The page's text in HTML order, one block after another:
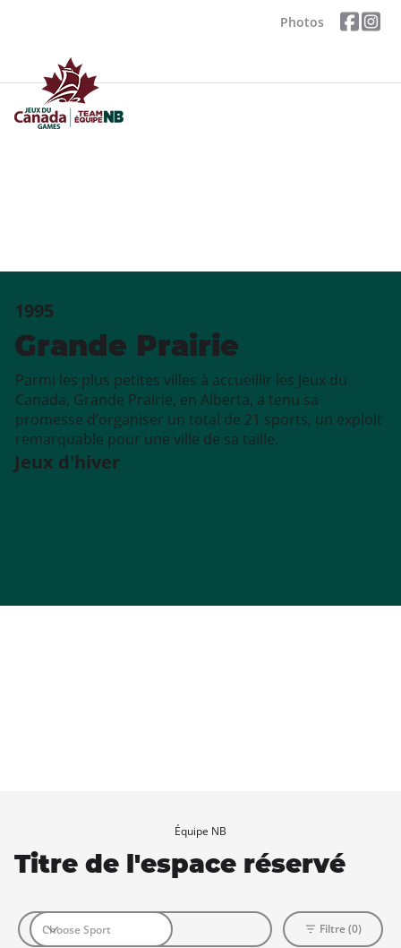
Photos
1995
Grande Prairie
Jeux d'hiver
Parmi les plus petites villes à accueillir les Jeux du
Canada, Grande Prairie, en Alberta, a tenu sa
promesse d’organiser un total de 21 sports, un exploit
remarquable pour une ville de sa taille.
Équipe NB
Titre de l'espace réservé
Filtre (0)